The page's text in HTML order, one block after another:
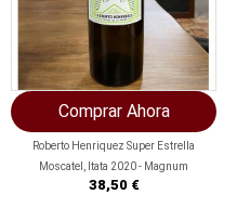
Comprar Ahora
Roberto Henriquez Super Estrella
Moscatel, Itata 2020 - Magnum
Precio
38,50 €